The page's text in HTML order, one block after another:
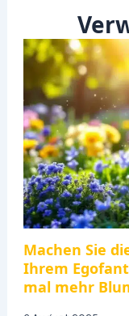
Machen Sie
Ihrem
mal mehr